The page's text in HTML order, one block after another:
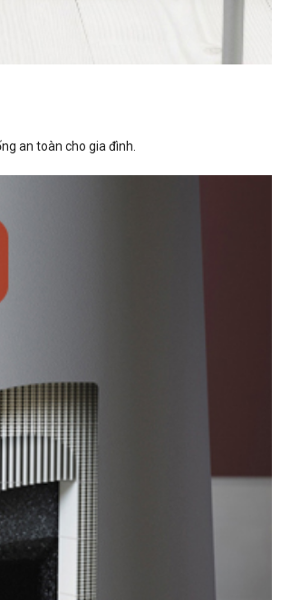
an toàn cho gia đình.